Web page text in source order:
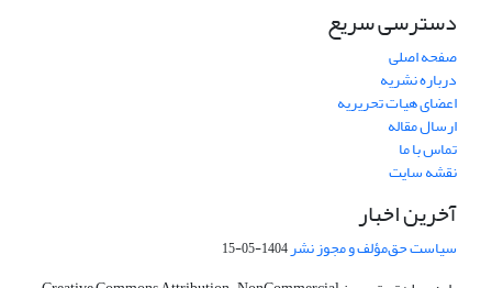
دسترسی سریع
صفحه اصلی
درباره نشریه
اعضای هیات تحریریه
ارسال مقاله
تماس با ما
نقشه سایت
آخرین اخبار
سیاست حق‌مؤلف و مجوز نشر1404-05-15